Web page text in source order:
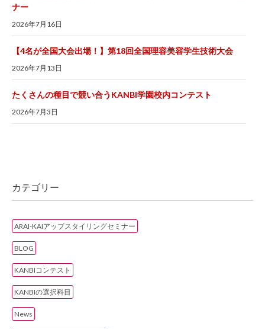
ナー
2026年7月16日
【4名が全国大会出場！】第18回全国理容美容学生技術大会
2026年7月13日
たくさんの種目で競い合うKANBI学園校内コンテスト
2026年7月3日
カテゴリー
ARAI-KAIアップスタイリングセミナー
BLOG
KANBIコンテスト
KANBIの選択科目
News